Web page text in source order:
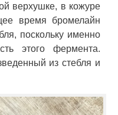
верхушке, в кожуре
время бромелайн
поскольку именно
этого фермента.
из стебля и